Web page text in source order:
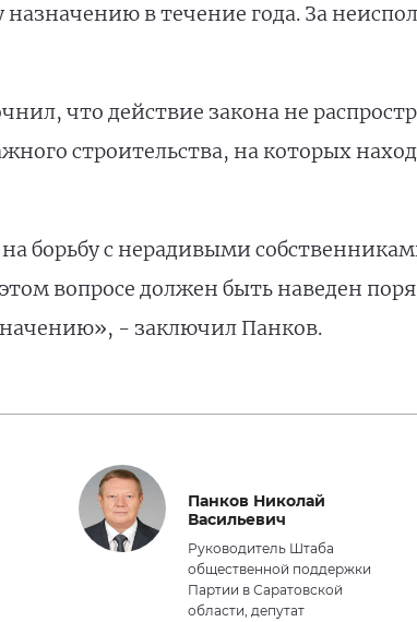
в течение года. За
что действие закона не
строительства, на которых
борьбу с нерадивыми
вопросе должен быть наведен
- заключил Панков.
Панков Николай
Васильевич
Руководитель Штаба
общественной поддержки
Партии в Саратовской
области, депутат